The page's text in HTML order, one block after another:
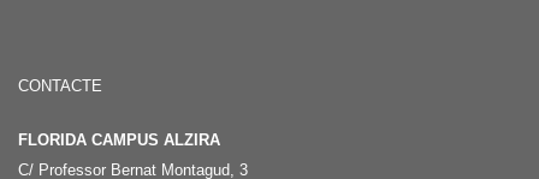
CONTACTE
FLORIDA CAMPUS ALZIRA
C/ Professor Bernat Montagud, 3